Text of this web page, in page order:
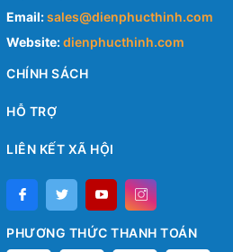
Email:sales@dienphucthinh.com
Website:dienphucthinh.com
CHÍNH SÁCH
HỖ TRỢ
LIÊN KẾT XÃ HỘI
PHƯƠNG THỨC THANH TOÁN